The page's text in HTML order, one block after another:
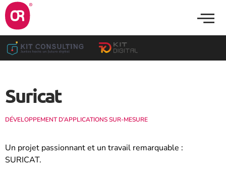
Suricat
DÉVELOPPEMENT D’APPLICATIONS SUR-MESURE
Un projet passionnant et un travail remarquable :
SURICAT.